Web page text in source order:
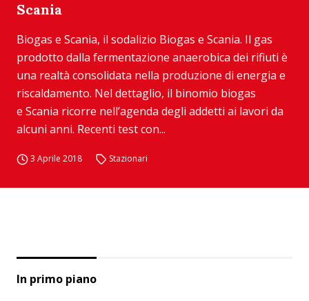
Scania
Biogas e Scania, il sodalizio Biogas e Scania. Il gas
prodotto dalla fermentazione anaerobica dei rifiuti è
una realtà consolidata nella produzione di energia e
riscaldamento. Nel dettaglio, il binomio biogas
e Scania ricorre nell’agenda degli addetti ai lavori da
alcuni anni. Recenti test con...
3 Aprile 2018 Stazionari
In primo piano